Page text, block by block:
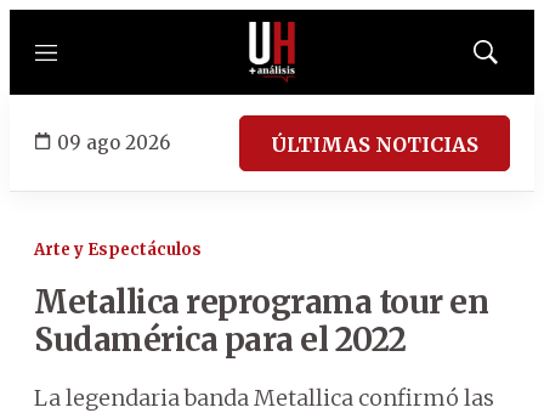
Menú
Mostrar
09 ago 2026 ÚLTIMAS NOTICIAS
Arte y Espectáculos
Metallica reprograma tour en
Sudamérica para el 2022
La legendaria banda Metallica confirmó las